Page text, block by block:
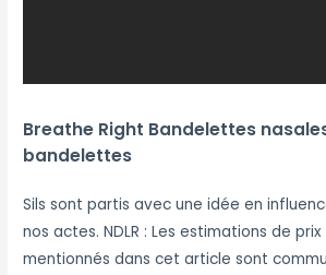
Breathe Right Bandelettes
bandelettes
Sils sont partis avec une idée en
nos actes. NDLR : Les estimations de
mentionnés dans cet article sont